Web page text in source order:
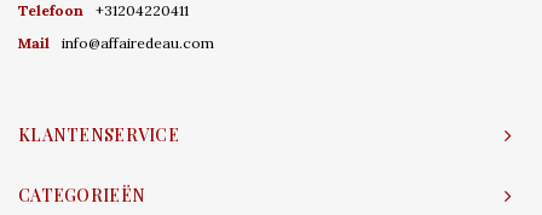
Telefoon
+31204220411
Mail
info@affairedeau.com
KLANTENSERVICE
CATEGORIEËN